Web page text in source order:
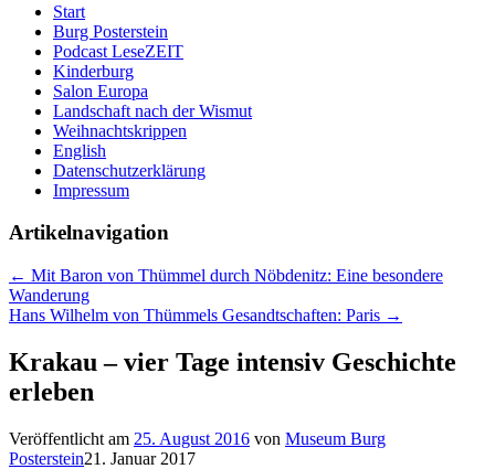
Start
Burg Posterstein
Podcast LeseZEIT
Kinderburg
Salon Europa
Landschaft nach der Wismut
Weihnachtskrippen
English
Datenschutzerklärung
Impressum
Artikelnavigation
← Mit Baron von Thümmel durch Nöbdenitz: Eine besondere
Wanderung
Hans Wilhelm von Thümmels Gesandtschaften: Paris →
Krakau – vier Tage intensiv Geschichte
erleben
Veröffentlicht am 25. August 2016 von Museum Burg
Posterstein21. Januar 2017